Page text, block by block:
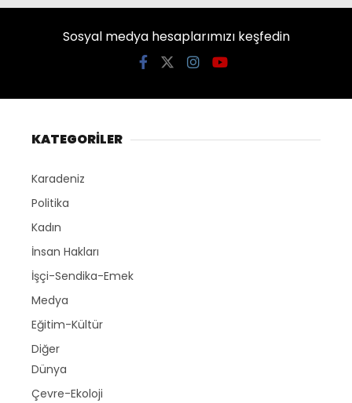
Sosyal medya hesaplarımızı keşfedin
KATEGORİLER
Karadeniz
Politika
Kadın
İnsan Hakları
İşçi-Sendika-Emek
Medya
Eğitim-Kültür
Diğer
Dünya
Çevre-Ekoloji